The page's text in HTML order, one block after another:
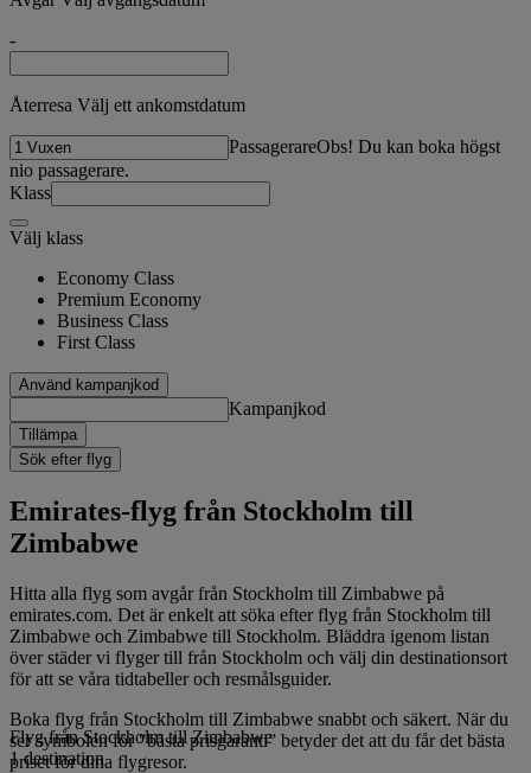
-
Återresa Välj ett ankomstdatum
PassagerareObs! Du kan boka högst
nio passagerare.
Klass
Välj klass
Economy Class
Premium Economy
Business Class
First Class
Använd kampanjkod
Kampanjkod
Tillämpa
Sök efter flyg
Emirates-flyg från Stockholm till
Zimbabwe
Hitta alla flyg som avgår från Stockholm till Zimbabwe på
emirates.com. Det är enkelt att söka efter flyg från Stockholm till
Zimbabwe och Zimbabwe till Stockholm. Bläddra igenom listan
över städer vi flyger till från Stockholm och välj din destinationsort
för att se våra tidtabeller och resmålsguider.
Boka flyg från Stockholm till Zimbabwe snabbt och säkert. När du
ser symbolen för "bästa prisgaranti” betyder det att du får det bästa
priset för dina flygresor.
Flyg från Stockholm till Zimbabwe
1 destination